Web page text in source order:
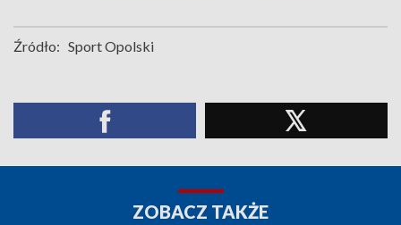
Źródło: Sport Opolski
ZOBACZ TAKŻE